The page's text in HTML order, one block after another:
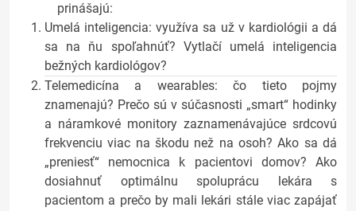
prinášajú:
Umelá inteligencia: využíva sa už v kardiológii a dá
sa na ňu spoľahnúť? Vytlačí umelá inteligencia
bežných kardiológov?
Telemedicína a wearables: čo tieto pojmy
znamenajú? Prečo sú v súčasnosti „smart“ hodinky
a náramkové monitory zaznamenávajúce srdcovú
frekvenciu viac na škodu než na osoh? Ako sa dá
„preniesť“ nemocnica k pacientovi domov? Ako
dosiahnuť optimálnu spoluprácu lekára s
pacientom a prečo by mali lekári stále viac zapájať